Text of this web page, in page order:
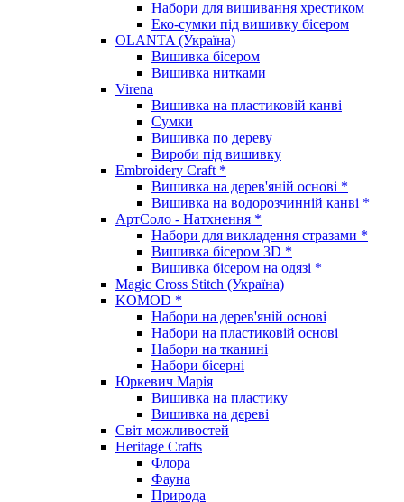
Набори для вишивання хрестиком
Еко-сумки під вишивку бісером
OLANTA (Україна)
Вишивка бісером
Вишивка нитками
Virena
Вишивка на пластиковій канві
Сумки
Вишивка по дереву
Вироби під вишивку
Embroidery Craft *
Вишивка на дерев'яній основі *
Вишивка на водорозчинній канві *
АртСоло - Натхнення *
Набори для викладення стразами *
Вишивка бісером 3D *
Вишивка бісером на одязі *
Magic Cross Stitch (Україна)
KOMOD *
Набори на дерев'яній основі
Набори на пластиковій основі
Набори на тканині
Набори бісерні
Юркевич Марія
Вишивка на пластику
Вишивка на дереві
Світ можливостей
Heritage Crafts
Флора
Фауна
Природа